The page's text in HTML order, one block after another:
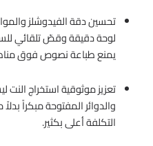
تحسين دقة الفيدوشلز
لوحة دقيقة وقصّ تلقائي
يمنع طباعة نصوص فوق
تعزيز موثوقية استخراج
والدوائر المفتوحة مبكراً
التكلفة أعلى بكثير.